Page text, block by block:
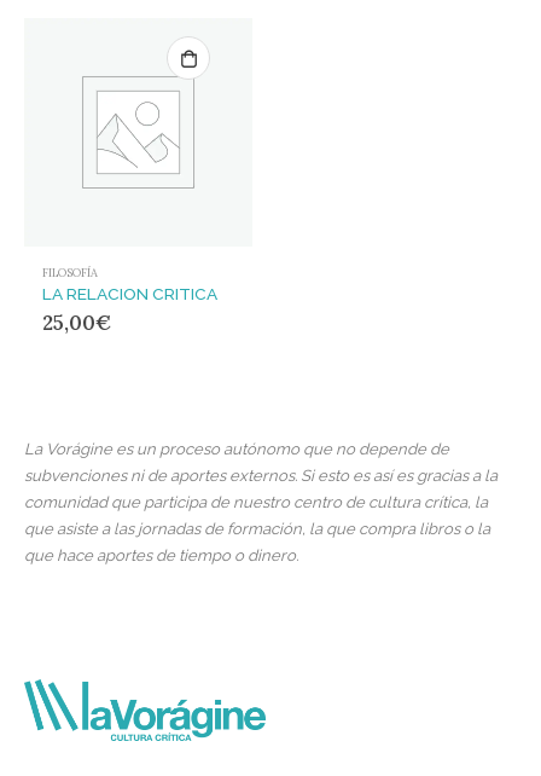
FILOSOFÍA
LA RELACION CRITICA
25,00€
La Vorágine es un proceso autónomo que no depende de
subvenciones ni de aportes externos. Si esto es así es gracias a la
comunidad que participa de nuestro centro de cultura crítica, la
que asiste a las jornadas de formación, la que compra libros o la
que hace aportes de tiempo o dinero.